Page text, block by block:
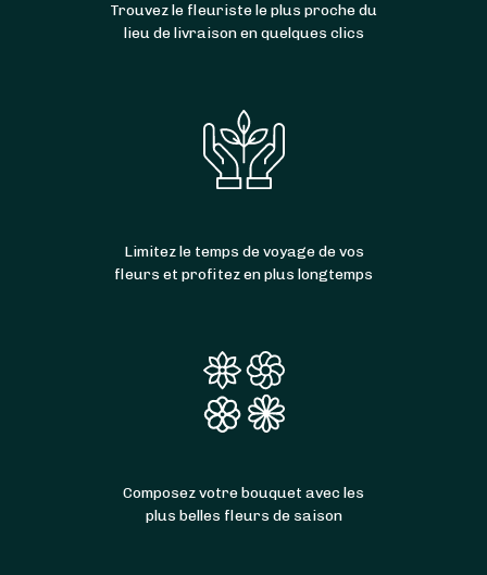
Trouvez le fleuriste le plus proche du
lieu de livraison en quelques clics
Limitez le temps de voyage de vos
fleurs et profitez en plus longtemps
Composez votre bouquet avec les
plus belles fleurs de saison